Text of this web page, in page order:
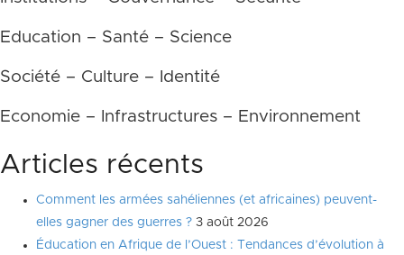
Education – Santé – Science
Société – Culture – Identité
Economie – Infrastructures – Environnement
Articles récents
Comment les armées sahéliennes (et africaines) peuvent-
elles gagner des guerres ? 3 août 2026
Éducation en Afrique de l’Ouest : Tendances d’évolution à